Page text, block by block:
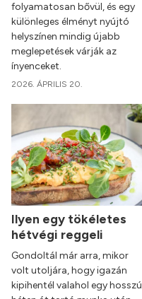
folyamatosan bővül, és egy
különleges élményt nyújtó
helyszínen mindig újabb
meglepetések várják az
ínyenceket.
2026. ÁPRILIS 20.
Ilyen egy tökéletes
hétvégi reggeli
Gondoltál már arra, mikor
volt utoljára, hogy igazán
kipihentél valahol egy hosszú